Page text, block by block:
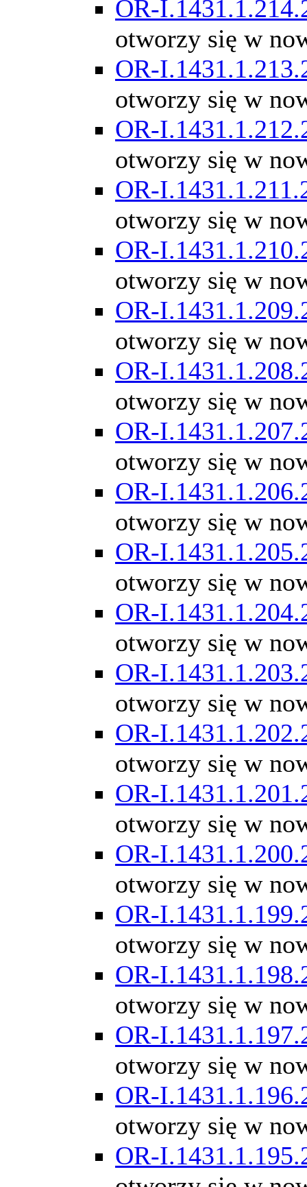
OR-
otworzy się w
OR-
otworzy się w
OR-
otworzy się w
OR-
otworzy się w
OR-
otworzy się w
OR-
otworzy się w
OR-
otworzy się w
OR-
otworzy się w
OR-
otworzy się w
OR-
otworzy się w
OR-
otworzy się w
OR-
otworzy się w
OR-
otworzy się w
OR-
otworzy się w
OR-
otworzy się w
OR-
otworzy się w
OR-
otworzy się w
OR-
otworzy się w
OR-
otworzy się w
OR-